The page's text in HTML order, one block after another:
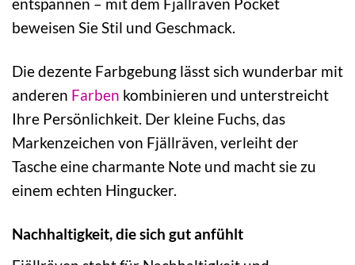
beweisen Sie Stil und Geschmack.
Die dezente Farbgebung lässt sich wunderbar mit
anderen Farben kombinieren und unterstreicht
Ihre Persönlichkeit. Der kleine Fuchs, das
Markenzeichen von Fjällräven, verleiht der
Tasche eine charmante Note und macht sie zu
einem echten Hingucker.
Nachhaltigkeit, die sich gut anfühlt